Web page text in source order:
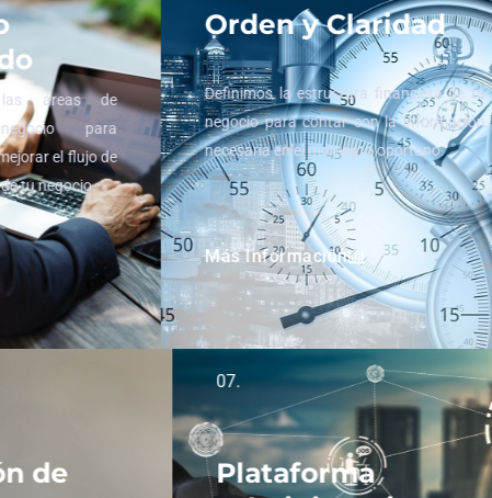
las áreas de
para
el flujo de
de tu negocio.
Orden y Claridad
Definimos la estructura financiera de tu
negocio para contar con la información
necesaria en el momento oportuno.
Más Información
de
07.
Plataforma